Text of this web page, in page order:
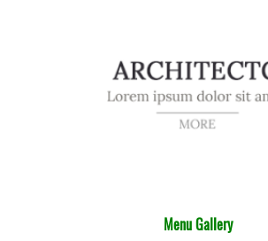
Menu Gallery